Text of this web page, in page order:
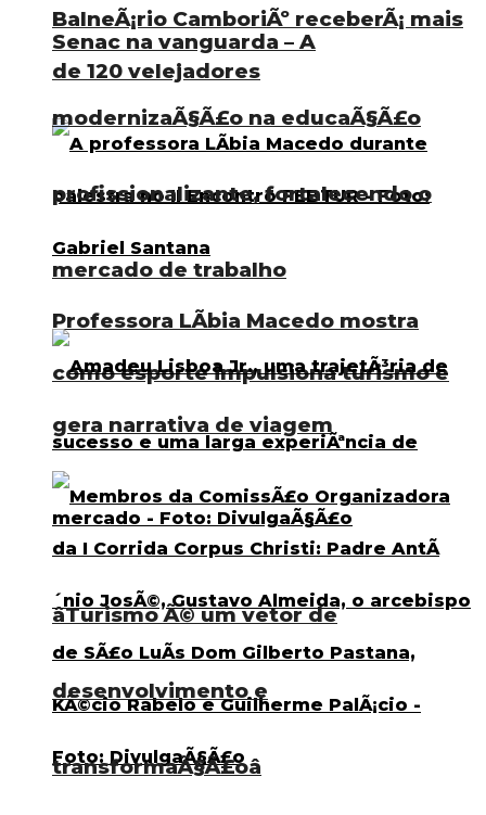
BalneÃ¡rio CamboriÃº receberÃ¡ mais
de 120 velejadores
Professora LÃ­bia Macedo mostra
como esporte impulsiona turismo e
gera narrativa de viagem
Senac na vanguarda – A
modernizaÃ§Ã£o na educaÃ§Ã£o
profissionalizante, fortalecendo o
mercado de trabalho
âTurismo Ã© um vetor de
desenvolvimento e
transformaÃ§Ã£oâ